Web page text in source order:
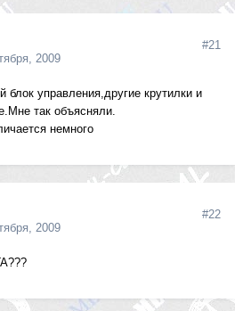
2009
#21
блок управления,другие крутилки и
так объясняли.
немного
2009
#22